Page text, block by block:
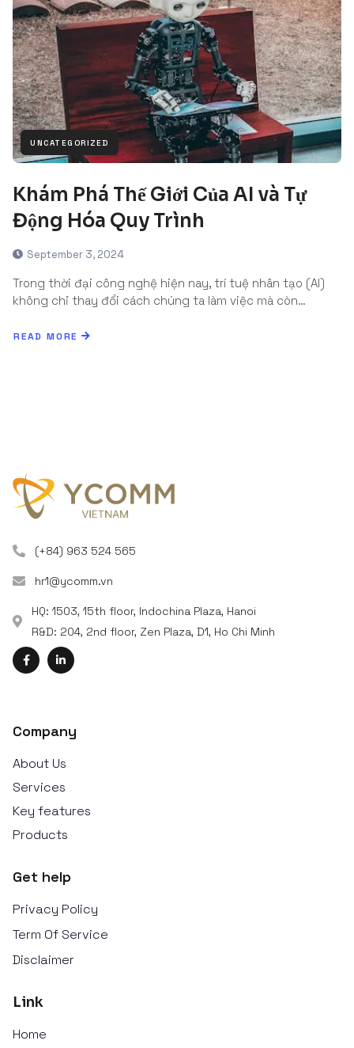
UNCATEGORIZED
Khám Phá Thế Giới Của AI và Tự
Động Hóa Quy Trình
September 3, 2024
Trong thời đại công nghệ hiện nay, trí tuệ nhân tạo (AI)
không chỉ thay đổi cách chúng ta làm việc mà còn…
READ MORE
(+84) 963 524 565
hr1@ycomm.vn
HQ: 1503, 15th floor, Indochina Plaza, Hanoi
R&D: 204, 2nd floor, Zen Plaza, D1, Ho Chi Minh
Company
About Us
Services
Key features
Products
Get help
Privacy Policy
Term Of Service
Disclaimer
Link
Home